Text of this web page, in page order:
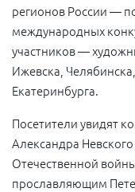
регионов России —
международных
участников —
Ижевска,
Екатеринбурга.
Посетители увидят
Александра
Отечественной
прославляющим